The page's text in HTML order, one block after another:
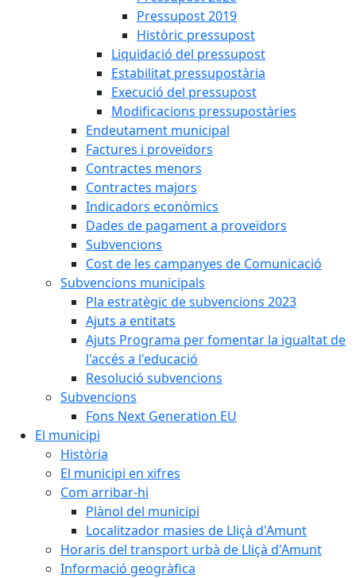
Pressupost 2019
Històric pressupost
Liquidació del pressupost
Estabilitat pressupostària
Execució del pressupost
Modificacions pressupostàries
Endeutament municipal
Factures i proveïdors
Contractes menors
Contractes majors
Indicadors econòmics
Dades de pagament a proveïdors
Subvencions
Cost de les campanyes de Comunicació
Subvencions municipals
Pla estratègic de subvencions 2023
Ajuts a entitats
Ajuts Programa per fomentar la igualtat de
l'accés a l'educació
Resolució subvencions
Subvencions
Fons Next Generation EU
El municipi
Història
El municipi en xifres
Com arribar-hi
Plànol del municipi
Localitzador masies de Lliçà d'Amunt
Horaris del transport urbà de Lliçà d'Amunt
Informació geogràfica